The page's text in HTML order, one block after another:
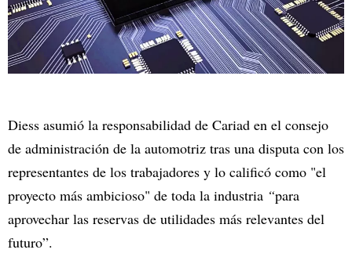
Diess asumió la responsabilidad de Cariad en el consejo
de administración de la automotriz tras una disputa con los
representantes de los trabajadores y lo calificó como "el
proyecto más ambicioso" de toda la industria “para
aprovechar las reservas de utilidades más relevantes del
futuro”.